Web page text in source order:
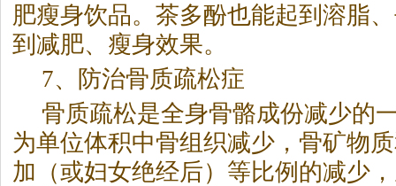
肥瘦身饮品。茶多酚也能起到溶脂
到减肥、瘦身效果。
7、防治骨质疏松症
骨质疏松是全身骨骼成份减少的
为单位体积中骨组织减少，骨矿物
加（或妇女绝经后）等比例的减少